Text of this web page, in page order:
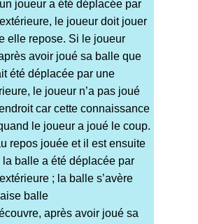
joueur a été déplacée par
le joueur doit jouer
elle repose. Si le joueur
avoir joué sa balle que
été déplacée par une
le joueur n’a pas joué
car cette connaissance
le joueur a joué le coup.
repos jouée et il est ensuite
balle a été déplacée par
; la balle s’avère
balle
après avoir joué sa